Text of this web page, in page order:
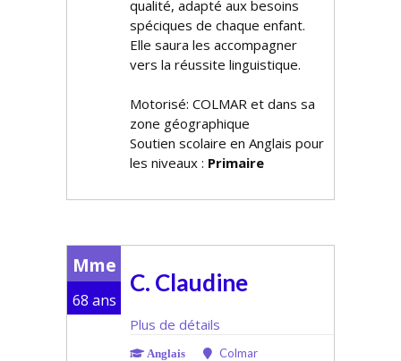
qualité, adapté aux besoins
spécifiques de chaque enfant.
Elle saura les accompagner
vers la réussite linguistique.
Motorisé: COLMAR et dans sa
zone géographique
Soutien scolaire en Anglais pour
les niveaux : Primaire
Mme
68 ans
C. Claudine
Plus de détails
Anglais Colmar